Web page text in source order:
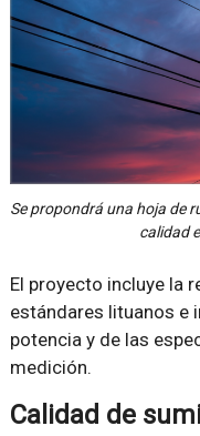
Se propondrá una hoja de
calidad
El proyecto incluye la
estándares lituanos e
potencia y de las
medición.
Calidad de